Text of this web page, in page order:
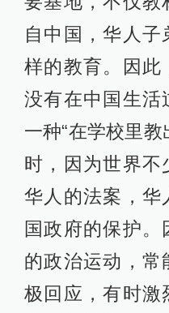
自中国，华人
样的教育。因此
没有在中国生活
一种“在学校里教
时，因为世界
华人的法案，华
国政府的保护。
的政治运动，常
极回应，有时激